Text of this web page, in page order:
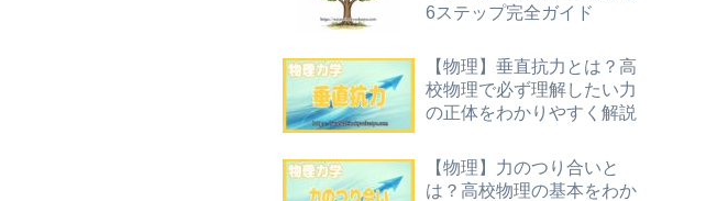
6ステップ完全ガイド
【物理】垂直抗力とは？高
校物理で必ず理解したい力
の正体をわかりやすく解説
【物理】力のつり合いと
は？高校物理の基本をわか